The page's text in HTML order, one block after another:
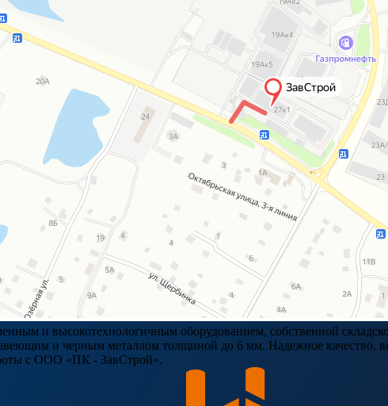
и высокотехнологичным оборудованием, собственной
и черным металлом толщиной до 6 мм. Надежное качество,
с ООО «ПК - ЗавСтрой».